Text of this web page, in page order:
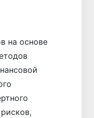
на основе